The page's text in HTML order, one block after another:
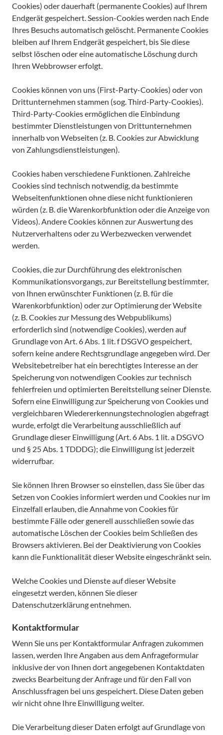
Cookies) oder dauerhaft (permanente Cookies) auf Ihrem
Endgerät gespeichert. Session-Cookies werden nach Ende
Ihres Besuchs automatisch gelöscht. Permanente Cookies
bleiben auf Ihrem Endgerät gespeichert, bis Sie diese
selbst löschen oder eine automatische Löschung durch
Ihren Webbrowser erfolgt.
Cookies können von uns (First-Party-Cookies) oder von
Drittunternehmen stammen (sog. Third-Party-Cookies).
Third-Party-Cookies ermöglichen die Einbindung
bestimmter Dienstleistungen von Drittunternehmen
innerhalb von Webseiten (z. B. Cookies zur Abwicklung
von Zahlungsdienstleistungen).
Cookies haben verschiedene Funktionen. Zahlreiche
Cookies sind technisch notwendig, da bestimmte
Webseitenfunktionen ohne diese nicht funktionieren
würden (z. B. die Warenkorbfunktion oder die Anzeige von
Videos). Andere Cookies können zur Auswertung des
Nutzerverhaltens oder zu Werbezwecken verwendet
werden.
Cookies, die zur Durchführung des elektronischen
Kommunikationsvorgangs, zur Bereitstellung bestimmter,
von Ihnen erwünschter Funktionen (z. B. für die
Warenkorbfunktion) oder zur Optimierung der Website
(z. B. Cookies zur Messung des Webpublikums)
erforderlich sind (notwendige Cookies), werden auf
Grundlage von Art. 6 Abs. 1 lit. f DSGVO gespeichert,
sofern keine andere Rechtsgrundlage angegeben wird. Der
Websitebetreiber hat ein berechtigtes Interesse an der
Speicherung von notwendigen Cookies zur technisch
fehlerfreien und optimierten Bereitstellung seiner Dienste.
Sofern eine Einwilligung zur Speicherung von Cookies und
vergleichbaren Wiedererkennungstechnologien abgefragt
wurde, erfolgt die Verarbeitung ausschließlich auf
Grundlage dieser Einwilligung (Art. 6 Abs. 1 lit. a DSGVO
und § 25 Abs. 1 TDDDG); die Einwilligung ist jederzeit
widerrufbar.
Sie können Ihren Browser so einstellen, dass Sie über das
Setzen von Cookies informiert werden und Cookies nur im
Einzelfall erlauben, die Annahme von Cookies für
bestimmte Fälle oder generell ausschließen sowie das
automatische Löschen der Cookies beim Schließen des
Browsers aktivieren. Bei der Deaktivierung von Cookies
kann die Funktionalität dieser Website eingeschränkt sein.
Welche Cookies und Dienste auf dieser Website
eingesetzt werden, können Sie dieser
Datenschutzerklärung entnehmen.
Kontaktformular
Wenn Sie uns per Kontaktformular Anfragen zukommen
lassen, werden Ihre Angaben aus dem Anfrageformular
inklusive der von Ihnen dort angegebenen Kontaktdaten
zwecks Bearbeitung der Anfrage und für den Fall von
Anschlussfragen bei uns gespeichert. Diese Daten geben
wir nicht ohne Ihre Einwilligung weiter.
Die Verarbeitung dieser Daten erfolgt auf Grundlage von